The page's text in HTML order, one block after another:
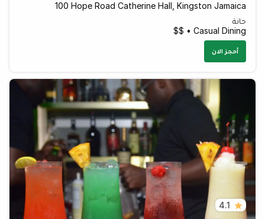
100 Hope Road Catherine Hall, Kingston Jamaica
حانة
Casual Dining • $$
أحجز الان
4.1